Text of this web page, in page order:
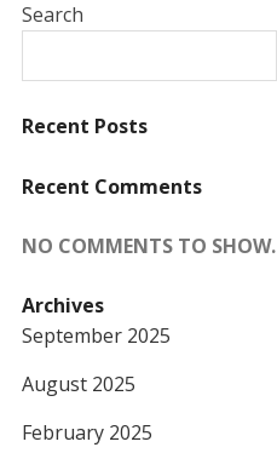
Search
Recent Posts
Recent Comments
NO COMMENTS TO SHOW.
Archives
September 2025
August 2025
February 2025